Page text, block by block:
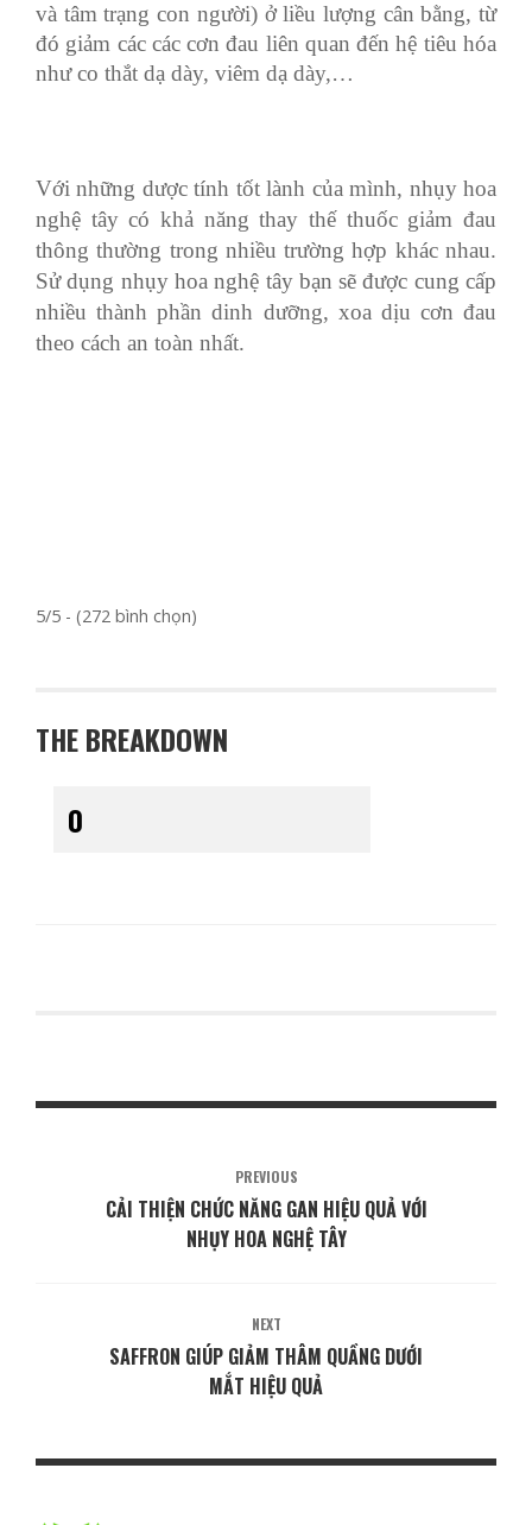
và tâm trạng con người) ở liều lượng cân bằng, từ
đó giảm các các cơn đau liên quan đến hệ tiêu hóa
như co thắt dạ dày, viêm dạ dày,…
Với những dược tính tốt lành của mình, nhụy hoa
nghệ tây có khả năng thay thế thuốc giảm đau
thông thường trong nhiều trường hợp khác nhau.
Sử dụng nhụy hoa nghệ tây bạn sẽ được cung cấp
nhiều thành phần dinh dưỡng, xoa dịu cơn đau
theo cách an toàn nhất.
5/5 - (272 bình chọn)
THE BREAKDOWN
PREVIOUS
CẢI THIỆN CHỨC NĂNG GAN HIỆU QUẢ VỚI
NHỤY HOA NGHỆ TÂY
NEXT
SAFFRON GIÚP GIẢM THÂM QUẦNG DƯỚI
MẮT HIỆU QUẢ